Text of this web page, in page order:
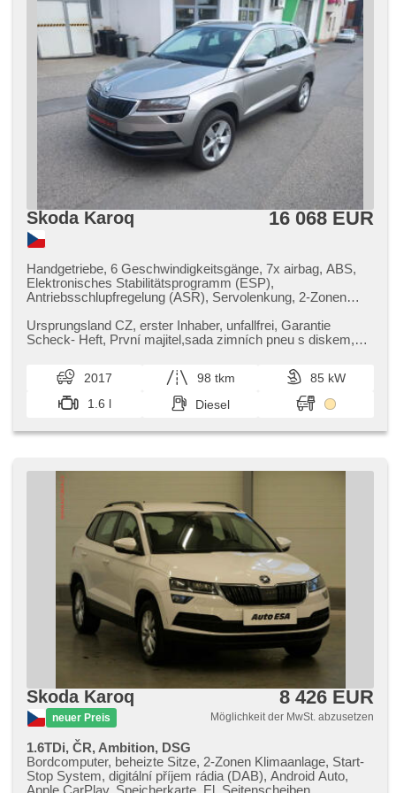
Heckscheibenwischer, zatmavená zadní skla,
Längssitzvorschub, Ausziehbare Kopflehnen
Skoda Karoq 16 068 EUR
Handgetriebe, 6 Geschwindigkeitsgänge, 7x airbag, ABS,
Elektronisches Stabilitätsprogramm (ESP),
Antriebsschlupfregelung (ASR), Servolenkung, 2-Zonen
Leuchten, LED denní svícení, Alufelgen, Bordcomputer,
Navigation, parkovací senzory přední, parkovací senzory
Scheibenwischersensor, hands free, Android Auto, Apple
CarPlay, Bluetooth, El. Seitenscheiben, Dachträger,
plnohodnotné rezervní kolo, El. Klappspiegel, El. Spiegel,
starten per Taste, Zentralverriegelung, isofix, beheizte Sitze,
Vorderlichter LED, Scheinwerferwaschanlagen,
Antrieb 4x2, vyhřívaná zadní sedadla
Ursprungsland CZ,​ erster Inhaber,​ unfallfrei,​ Garantie
Scheck​- Heft,​ První majitel,​sada zimních pneu s diskem,​
2017 98 tkm
85 kW
1.6 l
Diesel
Skoda Karoq
neuer Preis
8 426 EUR
Möglichkeit der MwSt. abzusetzen
1.6TDi, ČR, Ambition, DSG
Bordcomputer, beheizte Sitze, 2-Zonen Klimaanlage, Start-
Stop System, digitální příjem rádia (DAB), Android Auto,
Apple CarPlay, Speicherkarte, El. Seitenscheiben,